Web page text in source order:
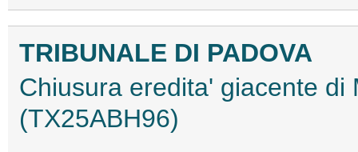
TRIBUNALE DI PADOVA
Chiusura eredita' giacente
(TX25ABH96)